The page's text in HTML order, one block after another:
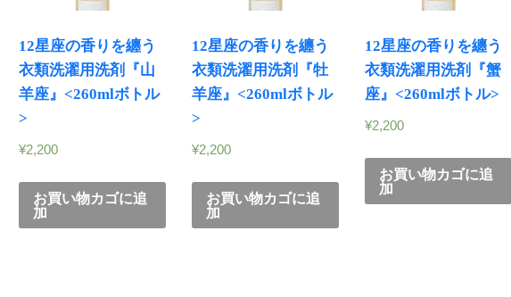
12星座の香りを纏う
衣類洗濯用洗剤『山
羊座』<260mlボトル
>
¥2,200
お買い物カゴに追
加
12星座の香りを纏う
衣類洗濯用洗剤『牡
羊座』<260mlボトル
>
¥2,200
お買い物カゴに追
加
12星座の香りを纏う
衣類洗濯用洗剤『蟹
座』<260mlボトル>
¥2,200
お買い物カゴに追
加